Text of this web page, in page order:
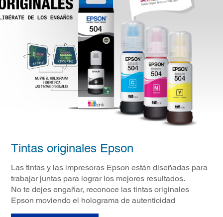
Tintas originales Epson
Las tintas y las impresoras Epson están diseñadas para
trabajar juntas para lograr los mejores resultados.
No te dejes engañar, reconoce las tintas originales
Epson moviendo el holograma de autenticidad